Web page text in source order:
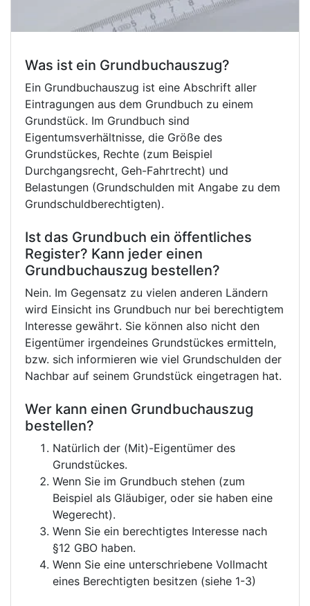
Was ist ein Grundbuchauszug?
Ein Grundbuchauszug ist eine Abschrift aller
Eintragungen aus dem Grundbuch zu einem
Grundstück. Im Grundbuch sind
Eigentumsverhältnisse, die Größe des
Grundstückes, Rechte (zum Beispiel
Durchgangsrecht, Geh-Fahrtrecht) und
Belastungen (Grundschulden mit Angabe zu dem
Grundschuldberechtigten).
Ist das Grundbuch ein öffentliches
Register? Kann jeder einen
Grundbuchauszug bestellen?
Nein. Im Gegensatz zu vielen anderen Ländern
wird Einsicht ins Grundbuch nur bei berechtigtem
Interesse gewährt. Sie können also nicht den
Eigentümer irgendeines Grundstückes ermitteln,
bzw. sich informieren wie viel Grundschulden der
Nachbar auf seinem Grundstück eingetragen hat.
Wer kann einen Grundbuchauszug
bestellen?
Natürlich der (Mit)-Eigentümer des
Grundstückes.
Wenn Sie im Grundbuch stehen (zum
Beispiel als Gläubiger, oder sie haben eine
Wegerecht).
Wenn Sie ein berechtigtes Interesse nach
§12 GBO haben.
Wenn Sie eine unterschriebene Vollmacht
eines Berechtigten besitzen (siehe 1-3)